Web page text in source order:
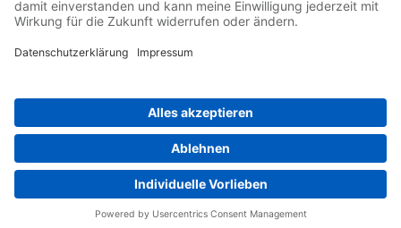
Follow us on...
Home Impressum Privacy
Cookie Choices
Whistleblowing
Yaskawa Europe GmbH